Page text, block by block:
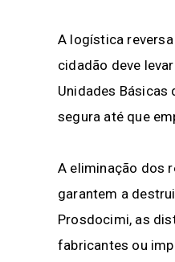
A logística
cidadão deve
Unidades Básicas
segura até que
A eliminação dos
garantem a
Prosdocimi, as
fabricantes ou